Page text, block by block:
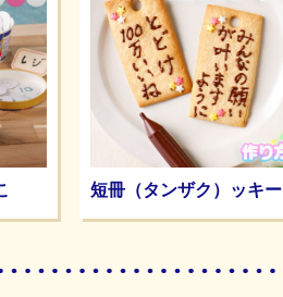
短冊（タンザク）ッキー